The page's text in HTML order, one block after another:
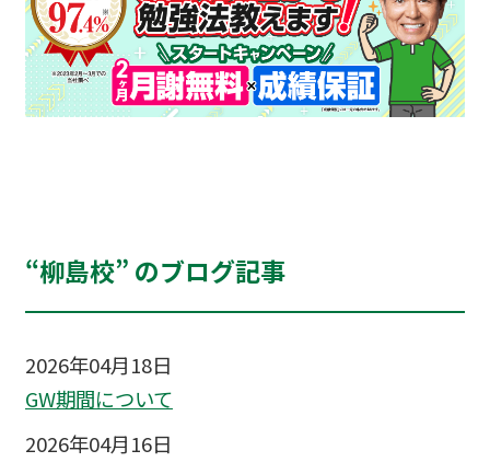
“柳島校” のブログ記事
2026年04月18日
GW期間について
2026年04月16日